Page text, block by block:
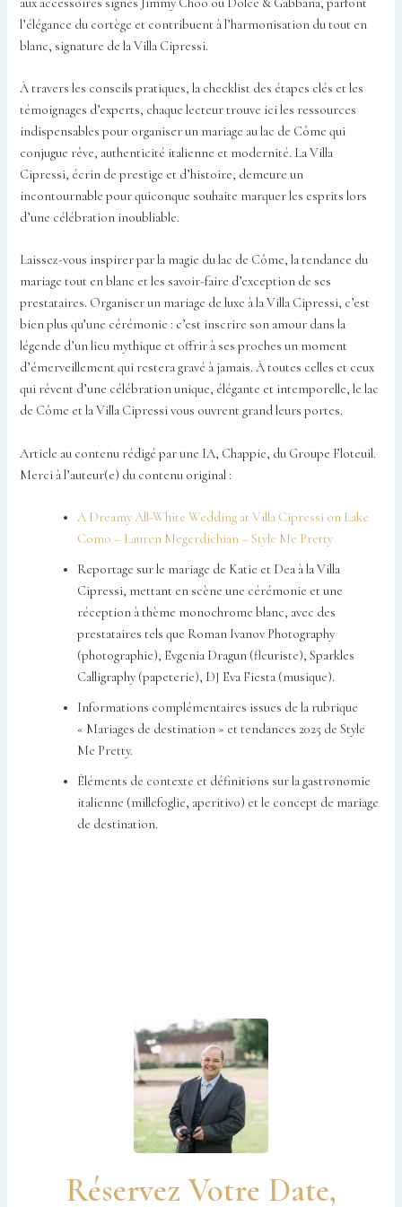
l’élégance du cortège et contribuent à l’harmonisation du tout en
blanc, signature de la Villa Cipressi.
À travers les conseils pratiques, la checklist des étapes clés et les
témoignages d’experts, chaque lecteur trouve ici les ressources
indispensables pour organiser un mariage au lac de Côme qui
conjugue rêve, authenticité italienne et modernité. La Villa
Cipressi, écrin de prestige et d’histoire, demeure un
incontournable pour quiconque souhaite marquer les esprits lors
d’une célébration inoubliable.
Laissez-vous inspirer par la magie du lac de Côme, la tendance du
mariage tout en blanc et les savoir-faire d’exception de ses
prestataires. Organiser un mariage de luxe à la Villa Cipressi, c’est
bien plus qu’une cérémonie : c’est inscrire son amour dans la
légende d’un lieu mythique et offrir à ses proches un moment
d’émerveillement qui restera gravé à jamais. À toutes celles et ceux
qui rêvent d’une célébration unique, élégante et intemporelle, le lac
de Côme et la Villa Cipressi vous ouvrent grand leurs portes.
Article au contenu rédigé par une IA, Chappie, du Groupe Floteuil.
Merci à l’auteur(e) du contenu original :
A Dreamy All-White Wedding at Villa Cipressi on Lake
Como – Lauren Megerdichian – Style Me Pretty
Reportage sur le mariage de Katie et Dea à la Villa
Cipressi, mettant en scène une cérémonie et une
réception à thème monochrome blanc, avec des
prestataires tels que Roman Ivanov Photography
(photographie), Evgenia Dragun (fleuriste), Sparkles
Calligraphy (papeterie), DJ Eva Fiesta (musique).
Informations complémentaires issues de la rubrique
« Mariages de destination » et tendances 2025 de Style
Me Pretty.
Éléments de contexte et définitions sur la gastronomie
italienne (millefoglie, aperitivo) et le concept de mariage
de destination.
Réservez Votre Date,